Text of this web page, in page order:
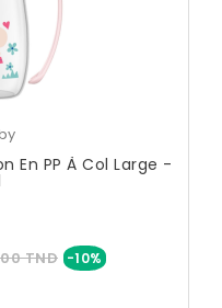
En PP À Col Large -
TND -10% Prix